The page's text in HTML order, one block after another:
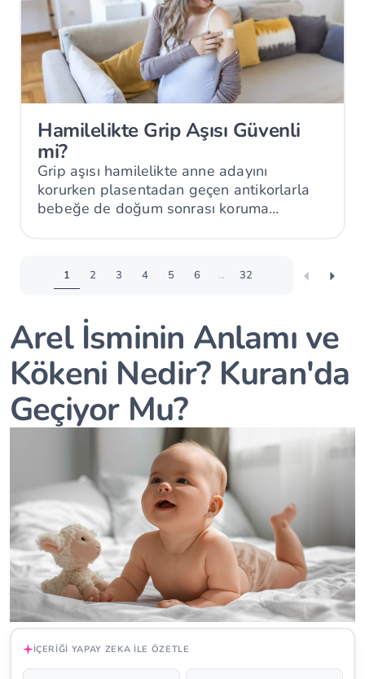
Hamilelikte Grip Aşısı Güvenli
mi?
Grip aşısı hamilelikte anne adayını
korurken plasentadan geçen antikorlarla
bebeğe de doğum sonrası koruma
1 2 3 4 5 6 ... 32
Arel İsminin Anlamı ve
Kökeni Nedir? Kuran'da
Geçiyor Mu?
İÇERIĞI YAPAY ZEKA ILE ÖZETLE